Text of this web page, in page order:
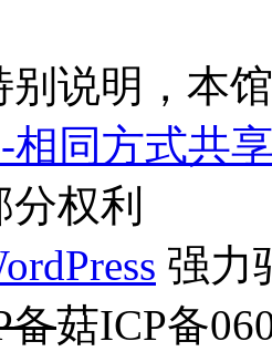
别说明，本
同方式共
权利
强力
备菇ICP备